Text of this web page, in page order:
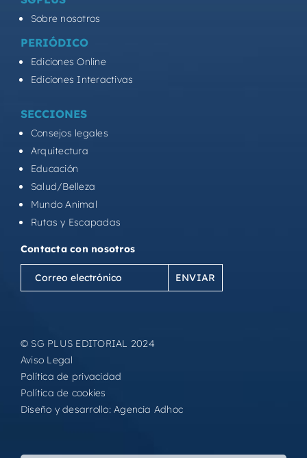
Sobre nosotros
PERIÓDICO
Ediciones Online
Ediciones Interactivas
SECCIONES
Consejos legales
Arquitectura
Educación
Salud/Belleza
Mundo Animal
Rutas y Escapadas
Contacta con nosotros
Correo
electrónico
© SG PLUS EDITORIAL 2024
Aviso Legal
Política de privacidad
Política de cookies
Diseño y desarrollo: Agencia Adhoc